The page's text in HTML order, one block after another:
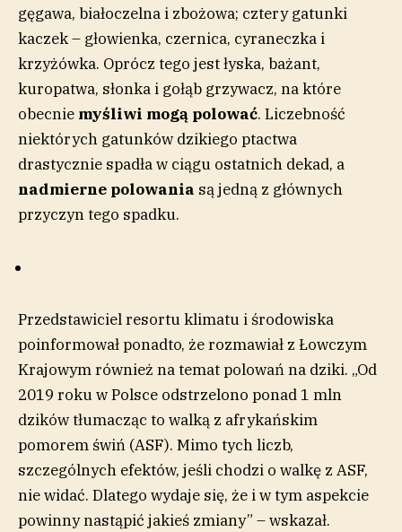
gęgawa, białoczelna i zbożowa; cztery gatunki
kaczek – głowienka, czernica, cyraneczka i
krzyżówka. Oprócz tego jest łyska, bażant,
kuropatwa, słonka i gołąb grzywacz, na które
obecnie myśliwi mogą polować. Liczebność
niektórych gatunków dzikiego ptactwa
drastycznie spadła w ciągu ostatnich dekad, a
nadmierne polowania są jedną z głównych
przyczyn tego spadku.
Przedstawiciel resortu klimatu i środowiska
poinformował ponadto, że rozmawiał z Łowczym
Krajowym również na temat polowań na dziki. „Od
2019 roku w Polsce odstrzelono ponad 1 mln
dzików tłumacząc to walką z afrykańskim
pomorem świń (ASF). Mimo tych liczb,
szczególnych efektów, jeśli chodzi o walkę z ASF,
nie widać. Dlatego wydaje się, że i w tym aspekcie
powinny nastąpić jakieś zmiany” – wskazał.